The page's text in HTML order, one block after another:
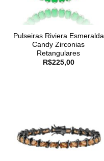
Pulseiras Riviera Esmeralda
Candy Zirconias
Retangulares
R$225,00